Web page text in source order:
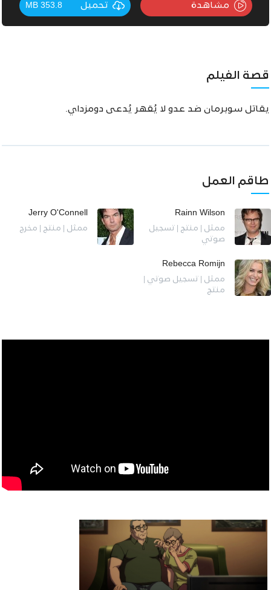
مشاهدة تحميل 353.8 MB
قصة الفيلم
يقاتل سوبرمان ضد عدو لا يُقهر يُدعى دومزداي.
طاقم العمل
Rainn Wilson
ممثل | منتج | تسجيل
صوتي
Jerry O'Connell
ممثل | منتج | مخرج
Rebecca Romijn
ممثل | تسجيل صوتي |
منتج